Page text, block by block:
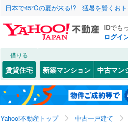
日本で45℃の夏が来る!? 猛暑を賢くおト
IDでも
ログイ
借りる
賃貸住宅 新築マンション 中古マン
Yahoo!不動産トップ 中古一戸建て
北海道 北海道
東北 青森
関東 東京
さいたま市 西区(30
見沼区(
浦和区
旭町(1)
石原町(
大字大
JR 東北本線
湘南新
(0)
こだわり条件 リフォー
リノベ
（1）
設備